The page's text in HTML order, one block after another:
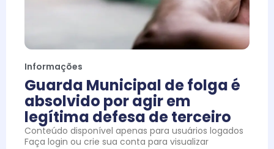
Informações
Guarda Municipal de folga é
absolvido por agir em
legítima defesa de terceiro
Conteúdo disponível apenas para usuários logados
Faça login ou crie sua conta para visualizar